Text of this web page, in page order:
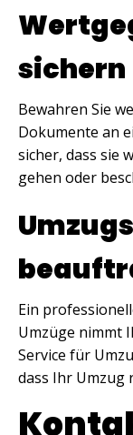
sichern
Bewahren Sie
Dokumente an
sicher, dass sie
gehen oder
Ein
Umzüge nimmt
Service für
dass Ihr Umzug